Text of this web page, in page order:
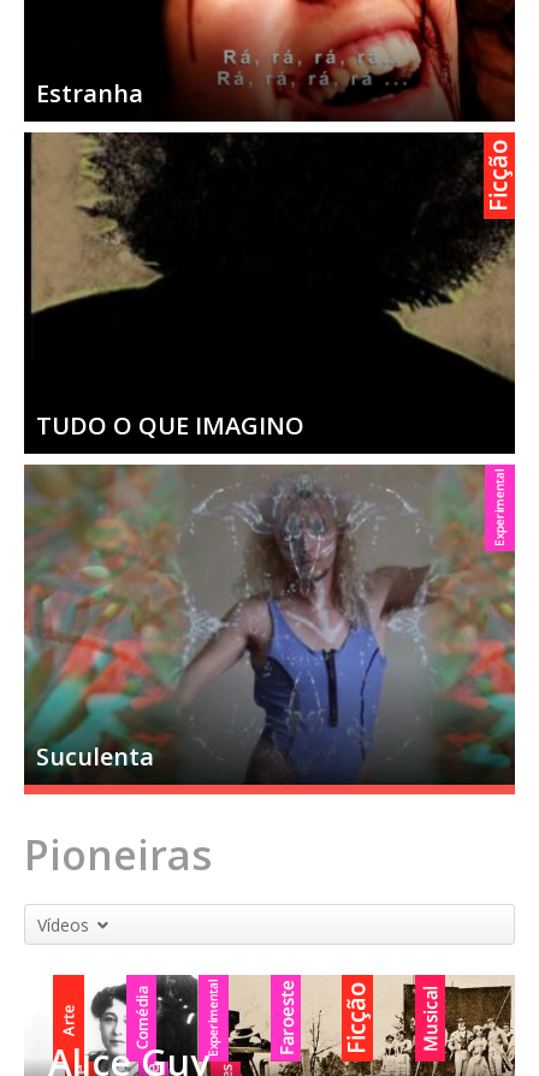
Estranha
TUDO O QUE IMAGINO
Suculenta
Pioneiras
Vídeos
Alice Guy